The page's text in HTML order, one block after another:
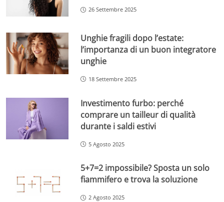
26 Settembre 2025
Unghie fragili dopo l’estate:
l’importanza di un buon integratore
unghie
18 Settembre 2025
Investimento furbo: perché
comprare un tailleur di qualità
durante i saldi estivi
5 Agosto 2025
5+7=2 impossibile? Sposta un solo
fiammifero e trova la soluzione
2 Agosto 2025